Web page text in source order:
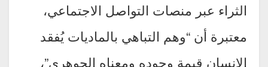
الثراء عبر منصات التواصل الاجتماعي،
معتبرة أن “وهم التباهي بالماديات يُفقد
الإنسان قيمة وجوده ومعناه الجوهري”،